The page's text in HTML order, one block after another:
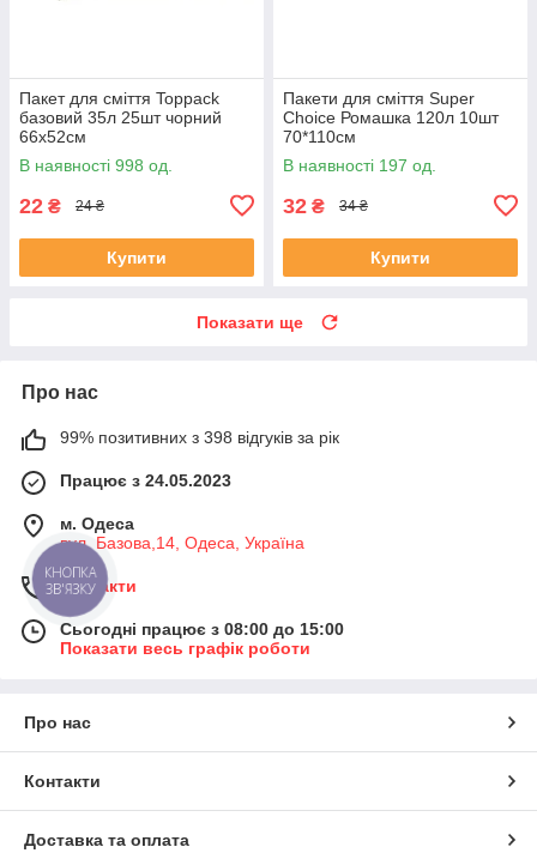
Пакет для сміття Toppack
базовий 35л 25шт чорний
66х52см
В наявності 998 од.
22 ₴ 24 ₴
Купити
Пакети для сміття Super
Choice Ромашка 120л 10шт
70*110см
В наявності 197 од.
32 ₴ 34 ₴
Купити
Показати ще
Про нас
99% позитивних з 398 відгуків за рік
Працює з 24.05.2023
м. Одеса
вул. Базова,14, Одеса, Україна
Контакти
Сьогодні працює з 08:00 до 15:00
Показати весь графік роботи
Про нас
Контакти
Доставка та оплата
КНОПКА
ЗВ'ЯЗКУ